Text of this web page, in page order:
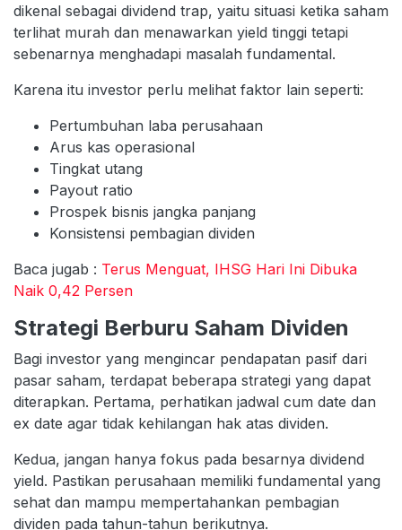
dikenal sebagai dividend trap, yaitu situasi ketika saham
terlihat murah dan menawarkan yield tinggi tetapi
sebenarnya menghadapi masalah fundamental.
Karena itu investor perlu melihat faktor lain seperti:
Pertumbuhan laba perusahaan
Arus kas operasional
Tingkat utang
Payout ratio
Prospek bisnis jangka panjang
Konsistensi pembagian dividen
Baca jugab : Terus Menguat, IHSG Hari Ini Dibuka
Naik 0,42 Persen
Strategi Berburu Saham Dividen
Bagi investor yang mengincar pendapatan pasif dari
pasar saham, terdapat beberapa strategi yang dapat
diterapkan. Pertama, perhatikan jadwal cum date dan
ex date agar tidak kehilangan hak atas dividen.
Kedua, jangan hanya fokus pada besarnya dividend
yield. Pastikan perusahaan memiliki fundamental yang
sehat dan mampu mempertahankan pembagian
dividen pada tahun-tahun berikutnya.